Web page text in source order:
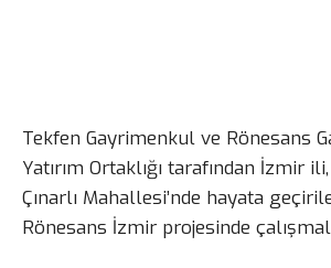
Tekfen Gayrimenkul ve Rönesans
Yatırım Ortaklığı tarafından İzmir
Çınarlı Mahallesi’nde hayata
Rönesans İzmir projesinde